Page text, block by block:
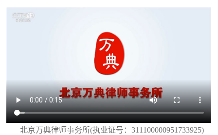
北京万典律师事务所(执业证号：311100000951733925)